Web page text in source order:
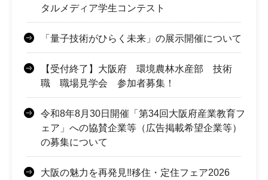
タルメディア学生コンテスト
「量子技術がひらく未来」の展示開催について
【受付終了】大阪府 環境農林水産部 技術
職 職場見学会 参加者募集！
令和8年8月30日開催「第34回大阪府産業教育フ
ェア」への協賛企業等（広告掲載希望企業等）
の募集について
大阪の魅力を再発見‼移住・定住フェア2026